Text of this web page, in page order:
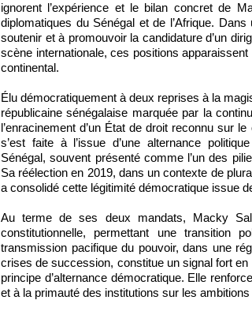
ignorent l’expérience et le bilan concret de
diplomatiques du Sénégal et de l’Afrique.
soutenir et à promouvoir la candidature d’un
scène internationale, ces positions
continental.
Élu démocratiquement à deux reprises à la
républicaine sénégalaise marquée par la
l’enracinement d’un État de droit reconnu sur
s’est faite à l’issue d’une alternance
Sénégal, souvent présenté comme l’un des
Sa réélection en 2019, dans un contexte de
a consolidé cette légitimité démocratique issue
Au terme de ses deux mandats, Macky
constitutionnelle, permettant une transition
transmission pacifique du pouvoir, dans une
crises de succession, constitue un signal fort
principe d’alternance démocratique. Elle
et à la primauté des institutions sur les